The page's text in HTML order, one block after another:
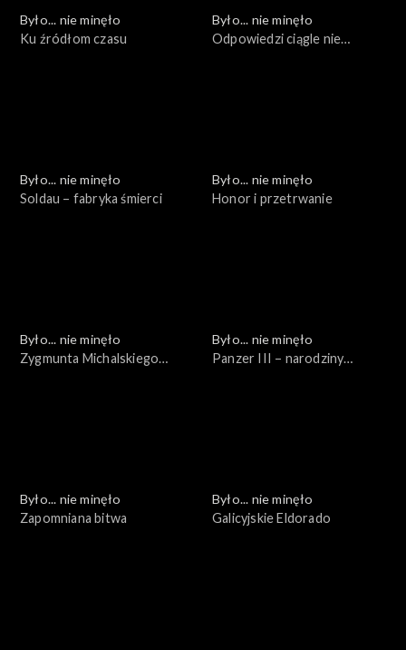
Było... nie minęło
Ku źródłom czasu
Było... nie minęło
Odpowiedzi ciągle nie
Było... nie minęło
Soldau – fabryka śmierci
Było... nie minęło
Honor i przetrwanie
Było... nie minęło
Zygmunta Michalskiego
Było... nie minęło
Panzer III – narodziny
Było... nie minęło
Zapomniana bitwa
Było... nie minęło
Galicyjskie Eldorado